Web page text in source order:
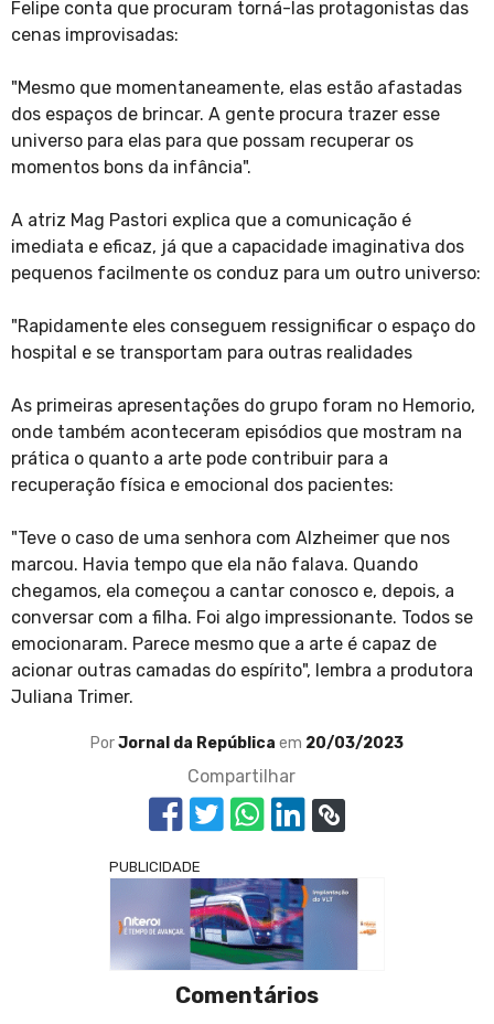
Felipe conta que procuram torná-las protagonistas das
cenas improvisadas:
"Mesmo que momentaneamente, elas estão afastadas
dos espaços de brincar. A gente procura trazer esse
universo para elas para que possam recuperar os
momentos bons da infância".
A atriz Mag Pastori explica que a comunicação é
imediata e eficaz, já que a capacidade imaginativa dos
pequenos facilmente os conduz para um outro universo:
"Rapidamente eles conseguem ressignificar o espaço do
hospital e se transportam para outras realidades
As primeiras apresentações do grupo foram no Hemorio,
onde também aconteceram episódios que mostram na
prática o quanto a arte pode contribuir para a
recuperação física e emocional dos pacientes:
"Teve o caso de uma senhora com Alzheimer que nos
marcou. Havia tempo que ela não falava. Quando
chegamos, ela começou a cantar conosco e, depois, a
conversar com a filha. Foi algo impressionante. Todos se
emocionaram. Parece mesmo que a arte é capaz de
acionar outras camadas do espírito", lembra a produtora
Juliana Trimer.
PorJornal da República em 20/03/2023
Compartilhar
PUBLICIDADE
Comentários